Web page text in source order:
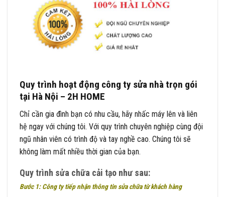
Quy trình hoạt động công ty sửa nhà trọn gói
tại Hà Nội – 2H HOME
Chỉ cần gia đình bạn có nhu cầu, hãy nhấc máy lên và liên
hệ ngay với chúng tôi. Với quy trình chuyên nghiệp cùng đội
ngũ nhân viên có trình độ và tay nghề cao. Chúng tôi sẽ
không làm mất nhiều thời gian của bạn.
Quy trình sửa chữa cải tạo như sau:
Bước 1: Công ty tiếp nhận thông tin sửa chữa từ khách hàng